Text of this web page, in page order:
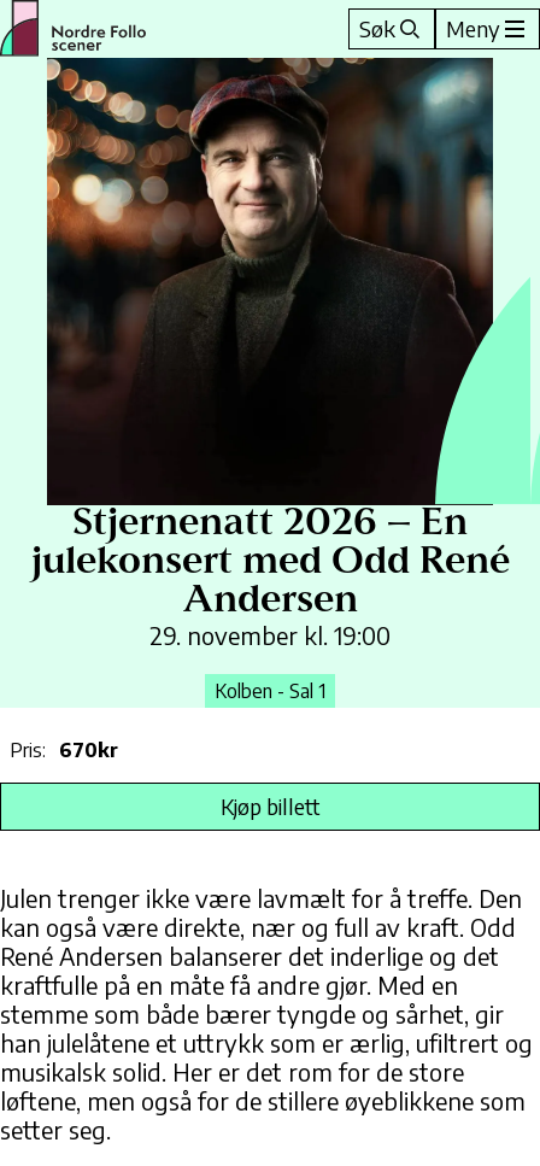
Hopp
til
innhold
Søk Meny
Stjernenatt 2026 – En
julekonsert med Odd René
Andersen
29. november kl. 19:00
Kolben - Sal 1
Pris: 670kr
Kjøp billett
Julen trenger ikke være lavmælt for å treffe. Den
kan også være direkte, nær og full av kraft. Odd
René Andersen balanserer det inderlige og det
kraftfulle på en måte få andre gjør. Med en
stemme som både bærer tyngde og sårhet, gir
han julelåtene et uttrykk som er ærlig, ufiltrert og
musikalsk solid. Her er det rom for de store
løftene, men også for de stillere øyeblikkene som
setter seg.